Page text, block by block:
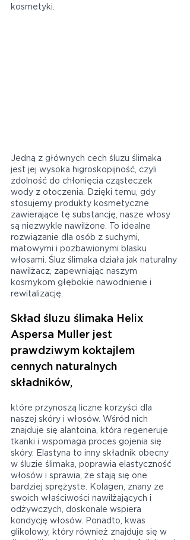
kosmetyki.
Jedną z głównych cech śluzu ślimaka
jest jej wysoka higroskopijność, czyli
zdolność do chłonięcia cząsteczek
wody z otoczenia. Dzięki temu, gdy
stosujemy produkty kosmetyczne
zawierające tę substancję, nasze włosy
są niezwykle nawilżone. To idealne
rozwiązanie dla osób z suchymi,
matowymi i pozbawionymi blasku
włosami. Śluz ślimaka działa jak naturalny
nawilżacz, zapewniając naszym
kosmykom głębokie nawodnienie i
rewitalizację.
Skład śluzu ślimaka Helix
Aspersa Muller jest
prawdziwym koktajlem
cennych naturalnych
składników,
które przynoszą liczne korzyści dla
naszej skóry i włosów. Wśród nich
znajduje się alantoina, która regeneruje
tkanki i wspomaga proces gojenia się
skóry. Elastyna to inny składnik obecny
w śluzie ślimaka, poprawia elastyczność
włosów i sprawia, że stają się one
bardziej sprężyste. Kolagen, znany ze
swoich właściwości nawilżających i
odżywczych, doskonale wspiera
kondycję włosów. Ponadto, kwas
glikolowy, który również znajduje się w